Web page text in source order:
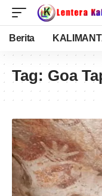
Berita
Tag: Goa